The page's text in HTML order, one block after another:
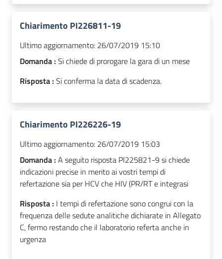
Chiarimento PI226811-19
Ultimo aggiornamento: 26/07/2019 15:10
Domanda : Si chiede di prorogare la gara di un mese
Risposta : Si conferma la data di scadenza.
Chiarimento PI226226-19
Ultimo aggiornamento: 26/07/2019 15:03
Domanda : A seguito risposta PI225821-9 si chiede
indicazioni precise in merito ai vostri tempi di
refertazione sia per HCV che HIV (PR/RT e integrasi
Risposta : I tempi di refertazione sono congrui con la
frequenza delle sedute analitiche dichiarate in Allegato
C, fermo restando che il laboratorio referta anche in
urgenza